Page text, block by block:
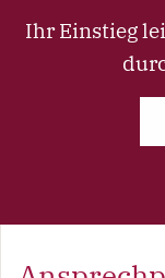
Ihr Einstieg